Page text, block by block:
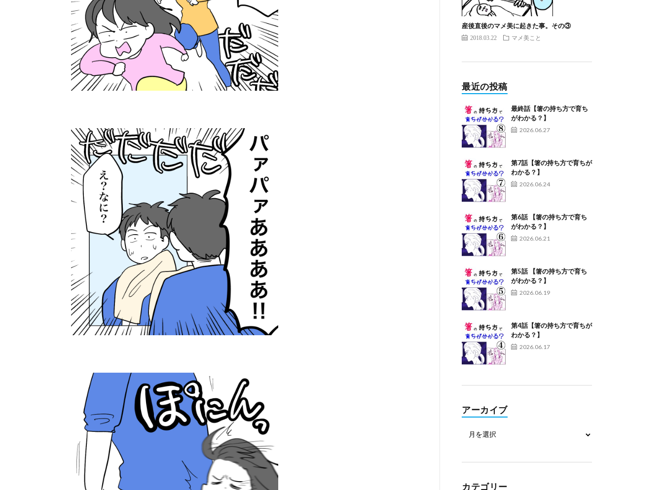
産後直後のマメ美に起きた事。その③
2018.03.22 マメ美こと
最近の投稿
最終話【箸の持ち方で育ち
がわかる？】
2026.06.27
第7話【箸の持ち方で育ちが
わかる？】
2026.06.24
第6話 【箸の持ち方で育ち
がわかる？】
2026.06.21
第5話 【箸の持ち方で育ち
がわかる？】
2026.06.19
第4話【箸の持ち方で育ちが
わかる？】
2026.06.17
アーカイブ
カテゴリー